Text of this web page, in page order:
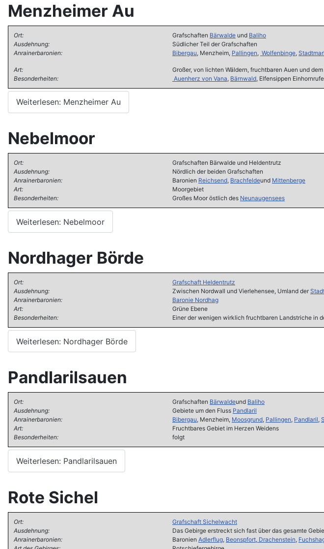
Menzheimer Au
Ort: Grafschaften Bärwalde und Baliho
Ausdehnung:
Südlicher Teil der Grafschaften
Anrainerbaronien:
Bibergau, Menzheim, Pallingen, Wolfenbinge,
Art:
Großer, von lichten Wäldern, fruchtbaren Auen und
Besonderheiten:
Auenherz von Vana, Bärnwald, Elfensippen
Weiterlesen: Menzheimer Au
Nebelmoor
Ort:
Grafschaften Bärwalde und Heldentrutz
Ausdehnung:
Nördlich der beiden Grafschaften
Anrainerbaronien:
Baronien Reichsend, Brachfeldeund Mittenberge
Art:
Moorgebiet
Besonderheiten:
Großes Moor östlich des Neunaugensees
Weiterlesen: Nebelmoor
Nordhager Börde
Ort:
Grafschaft Heldentrutz
Ausdehnung:
Zwischen Nordwall und Vierlehensee, Umland der
Anrainerbaronien:
Baronie Nordhag
Art:
Grüne Ebene
Besonderheiten:
Einer der wenigen wirklich fruchtbaren Landstriche in
Weiterlesen: Nordhager Börde
Pandlarilsauen
Ort: Grafschaften Bärwaldeund Baliho
Ausdehnung:
Gebiete um den Fluss Pandlaril
Anrainerbaronien:
Bibergau, Menzheim, Moosgrund, Pallingen, Pandlaril,
Art:
Fruchtbares Gebiet im Herzen Weidens
Besonderheiten:
folgt
Weiterlesen: Pandlarilsauen
Rote Sichel
Ort:
Grafschaft Sichelwacht
Ausdehnung:
Das Gebirge erstreckt sich fast über das gesamte
Anrainerbaronien:
Baronien Adlerflug, Beonspfort, Drachenstein,